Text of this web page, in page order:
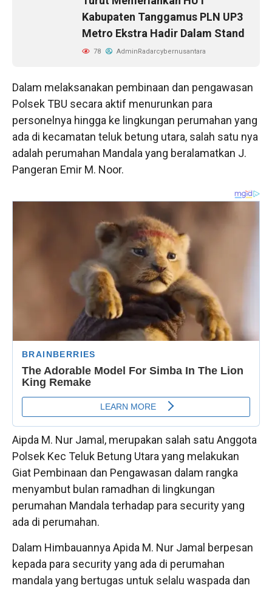
Kabupaten Tanggamus PLN UP3
Metro Ekstra Hadir Dalam Stand
78 AdminRadarcybernusantara
Dalam melaksanakan pembinaan dan pengawasan
Polsek TBU secara aktif menurunkan para
personelnya hingga ke lingkungan perumahan yang
ada di kecamatan teluk betung utara, salah satu nya
adalah perumahan Mandala yang beralamatkan J.
Pangeran Emir M. Noor.
Aipda M. Nur Jamal, merupakan salah satu Anggota
Polsek Kec Teluk Betung Utara yang melakukan
Giat Pembinaan dan Pengawasan dalam rangka
menyambut bulan ramadhan di lingkungan
perumahan Mandala terhadap para security yang
ada di perumahan.
Dalam Himbauannya Apida M. Nur Jamal berpesan
kepada para security yang ada di perumahan
mandala yang bertugas untuk selalu waspada dan